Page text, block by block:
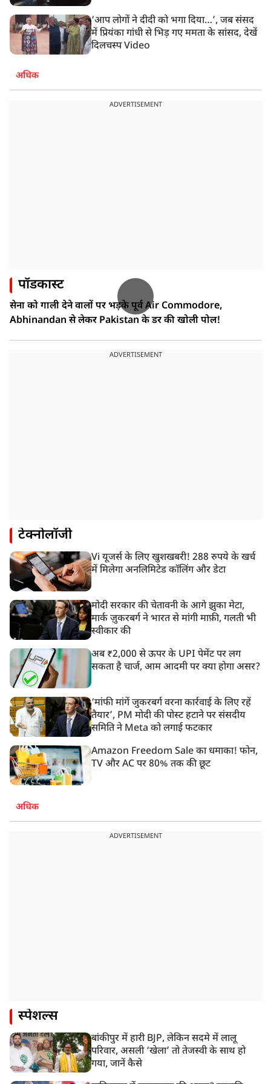
‘आप लोगों ने दीदी को भगा दिया…’, जब संसद
में प्रियंका गांधी से भिड़ गए ममता के सांसद, देखें
दिलचस्प Video
अधिक
ADVERTISEMENT
पॉडकास्ट
सेना को गाली देने वालों पर भड़के पूर्व Air Commodore,
Abhinandan से लेकर Pakistan के डर की खोली पोल!
ADVERTISEMENT
टेक्नोलॉजी
Vi यूजर्स के लिए खुशखबरी! 288 रुपये के खर्च
में मिलेगा अनलिमिटेड कॉलिंग और डेटा
मोदी सरकार की चेतावनी के आगे झुका मेटा,
मार्क ज़ुकरबर्ग ने भारत से मांगी माफ़ी, गलती भी
स्वीकार की
अब ₹2,000 से ऊपर के UPI पेमेंट पर लग
सकता है चार्ज, आम आदमी पर क्या होगा असर?
‘मांफी मांगें जुकरबर्ग वरना कार्रवाई के लिए रहें
तैयार’, PM मोदी की पोस्ट हटाने पर संसदीय
समिति ने Meta को लगाई फटकार
Amazon Freedom Sale का धमाका! फोन,
TV और AC पर 80% तक की छूट
अधिक
ADVERTISEMENT
स्पेशल्स
बांकीपुर में हारी BJP, लेकिन सदमे में लालू
परिवार, असली ‘खेला’ तो तेजस्वी के साथ हो
गया, जानें कैसे